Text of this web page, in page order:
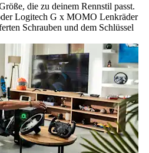
die zu deinem Rennstil passt.
Logitech G x MOMO Lenkräder
Schrauben und dem Schlüssel